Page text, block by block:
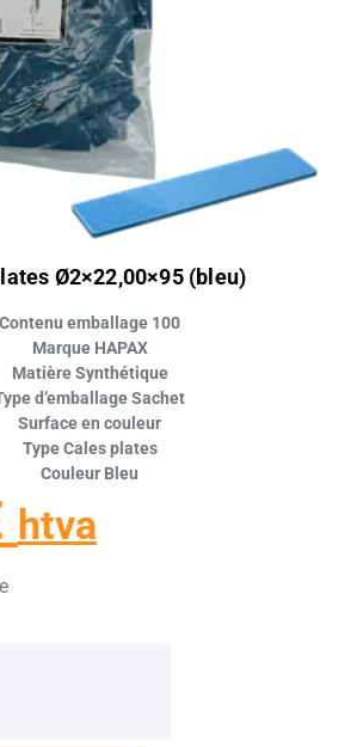
Ø2×22,00×95 (bleu)
Contenu emballage 100
Marque HAPAX
Matière Synthétique
d’emballage Sachet
Surface en couleur
Type Cales plates
Couleur Bleu
htva